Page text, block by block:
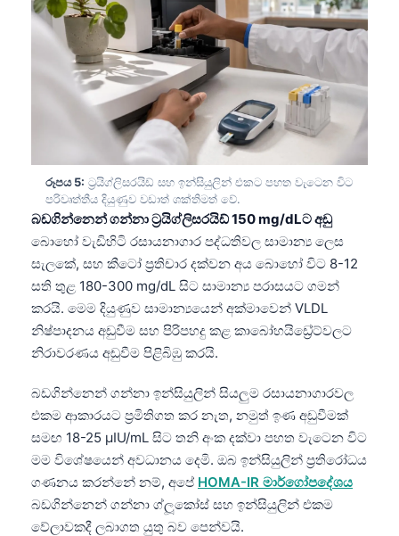
රූපය 5: ට්‍රයිග්ලිසරයිඩ් සහ ඉන්සියුලින් එකට පහත වැටෙන විට
පරිවෘත්තීය දියුණුව වඩාත් ශක්තිමත් වේ.
බඩගින්නෙන් ගන්නා ට්‍රයිග්ලිසරයිඩ් 150 mg/dLට අඩු
බොහෝ වැඩිහිටි රසායනාගාර පද්ධතිවල සාමාන්‍ය ලෙස
සැලකේ, සහ කීටෝ ප්‍රතිචාර දක්වන අය බොහෝ විට 8-12
සති තුළ 180-300 mg/dL සිට සාමාන්‍ය පරාසයට ගමන්
කරයි. මෙම දියුණුව සාමාන්‍යයෙන් අක්මාවෙන් VLDL
නිෂ්පාදනය අඩුවීම සහ පිරිපහදු කළ කාබෝහයිඩ්‍රේට්වලට
නිරාවරණය අඩුවීම පිළිබිඹු කරයි.
බඩගින්නෙන් ගන්නා ඉන්සියුලින් සියලුම රසායනාගාරවල
එකම ආකාරයට ප්‍රමිතිගත කර නැත, නමුත් ඉණ අඩුවීමක්
සමඟ 18-25 μIU/mL සිට තනි අංක දක්වා පහත වැටෙන විට
මම විශේෂයෙන් අවධානය දෙමි. ඔබ ඉන්සියුලින් ප්‍රතිරෝධය
ගණනය කරන්නේ නම්, අපේ HOMA-IR මාර්ගෝපදේශය
බඩගින්නෙන් ගන්නා ග්ලූකෝස් සහ ඉන්සියුලින් එකම
වේලාවකදී ලබාගත යුතු බව පෙන්වයි.
Gàidhlig
Occitan
العربية المغربية
Afrikaans
Монгол
ພາສາລາວ
Basa Jawa
Cebuano
Кыргызча
Татар теле
Беларуская мова
Ślōnskŏ gŏdka
Norsk bokmål